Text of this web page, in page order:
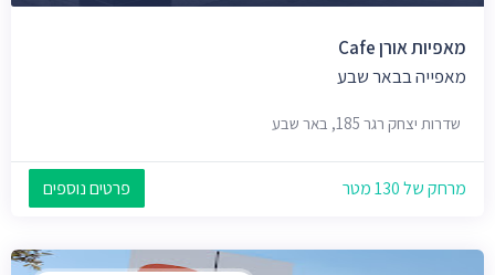
מאפיות אורן Cafe
מאפייה בבאר שבע
שדרות יצחק רגר 185, באר שבע
מרחק של 130 מטר פרטים נוספים